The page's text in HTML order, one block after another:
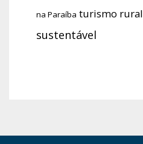
na Paraíba turismo rural
sustentável